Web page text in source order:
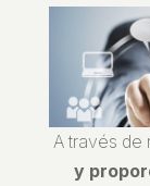
A través de
y